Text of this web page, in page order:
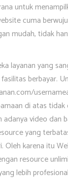
untuk
cuma
mudah, tidak
layanan yang
berbayar.
di atas
video dan
yang
Oleh karena itu
resource
lebih